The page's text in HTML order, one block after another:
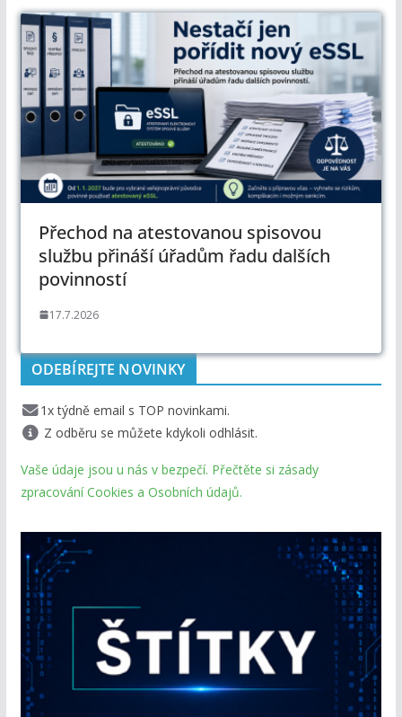
Přechod na atestovanou spisovou
službu přináší úřadům řadu dalších
povinností
17.7.2026
ODEBÍREJTE NOVINKY
1x týdně email s TOP novinkami.
Z odběru se můžete kdykoli odhlásit.
Vaše údaje jsou u nás v bezpečí. Přečtěte si zásady
zpracování Cookies a Osobních údajů.